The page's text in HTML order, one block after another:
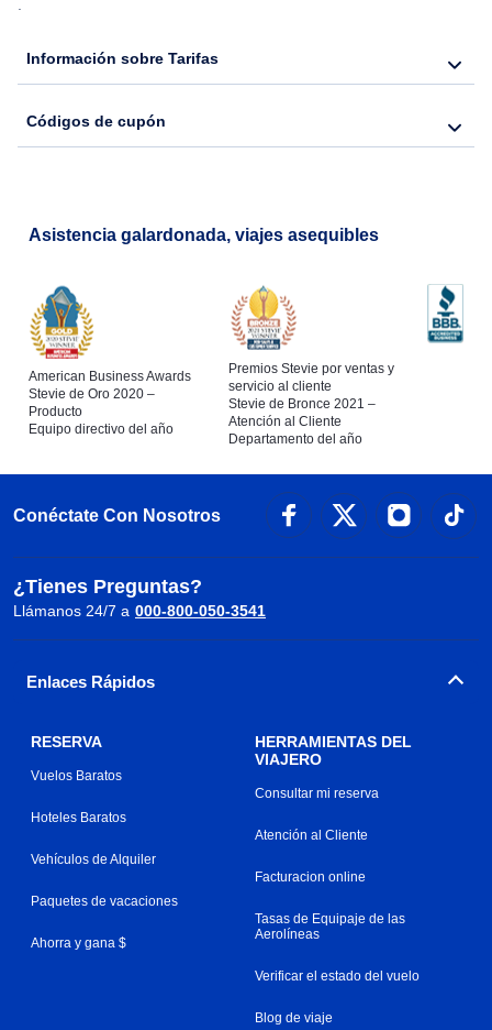
.
Información sobre Tarifas
Códigos de cupón
Asistencia galardonada, viajes asequibles
American Business Awards
Stevie de Oro 2020 –
Producto
Equipo directivo del año
Premios Stevie por ventas y
servicio al cliente
Stevie de Bronce 2021 –
Atención al Cliente
Departamento del año
Conéctate Con Nosotros
¿Tienes Preguntas?
Llámanos 24/7 a 000-800-050-3541
Enlaces Rápidos
RESERVA
Vuelos Baratos
Hoteles Baratos
Vehículos de Alquiler
Paquetes de vacaciones
Ahorra y gana $
HERRAMIENTAS DEL
VIAJERO
Consultar mi reserva
Atención al Cliente
Facturacion online
Tasas de Equipaje de las
Aerolíneas
Verificar el estado del vuelo
Blog de viaje